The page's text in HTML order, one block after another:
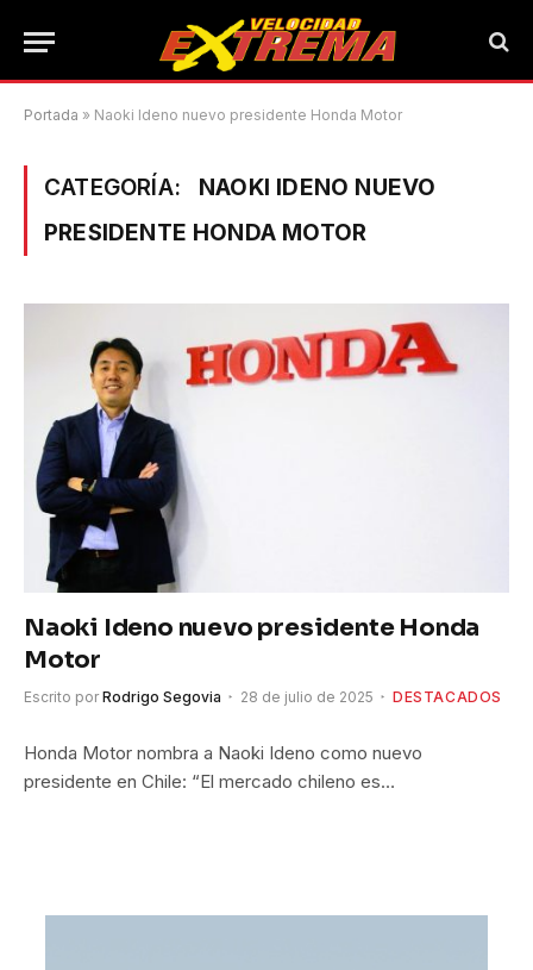
Portada » Naoki Ideno nuevo presidente Honda Motor
CATEGORÍA:
NAOKI IDENO NUEVO
PRESIDENTE HONDA MOTOR
Naoki Ideno nuevo presidente Honda
Motor
Escrito por Rodrigo Segovia 28 de julio de 2025 DESTACADOS
Honda Motor nombra a Naoki Ideno como nuevo
presidente en Chile: “El mercado chileno es…